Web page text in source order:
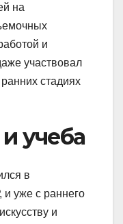
на
и
участвовал
стадиях
учеба
в
уже с раннего
и